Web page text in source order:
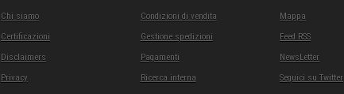
Chi siamo
Certificazioni
Disclaimers
Privacy
Condizioni di vendita
Gestione spedizioni
Pagamenti
Ricerca interna
Mappa
Feed RSS
NewsLetter
Seguici su Twitter